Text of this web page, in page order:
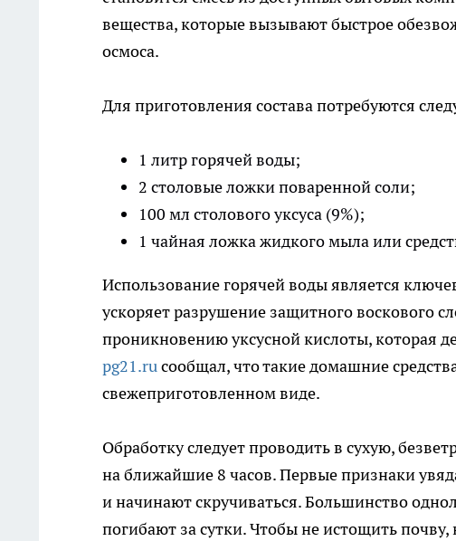
вещества, которые вызывают быстрое
осмоса.
Для приготовления состава потребуются
1 литр горячей воды;
2 столовые ложки поваренной соли;
100 мл столового уксуса (9%);
1 чайная ложка жидкого мыла или
Использование горячей воды является
ускоряет разрушение защитного воскового
проникновению уксусной кислоты, которая
pg21.ruсообщал, что такие домашние
свежеприготовленном виде.
Обработку следует проводить в сухую,
на ближайшие 8 часов. Первые признаки
и начинают скручиваться. Большинство
погибают за сутки. Чтобы не истощить